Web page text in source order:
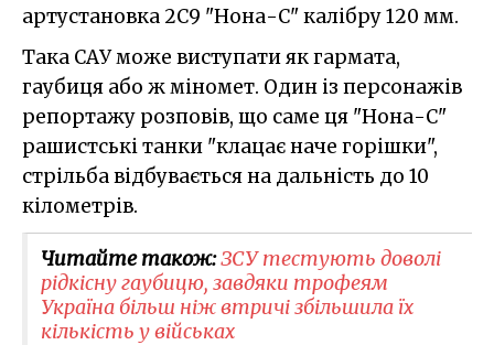
артустановка 2С9 "Нона-С" калібру 120 мм.
Така САУ може виступати як гармата,
гаубиця або ж міномет. Один із персонажів
репортажу розповів, що саме ця "Нона-С"
рашистські танки "клацає наче горішки",
стрільба відбувається на дальність до 10
кілометрів.
Читайте також:ЗСУ тестують доволі
рідкісну гаубицю, завдяки трофеям
Україна більш ніж втричі збільшила їх
кількість у військах